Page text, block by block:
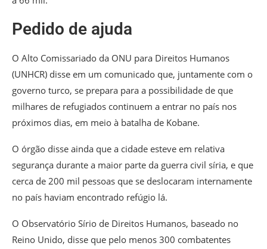
Pedido de ajuda
O Alto Comissariado da ONU para Direitos Humanos
(UNHCR) disse em um comunicado que, juntamente com o
governo turco, se prepara para a possibilidade de que
milhares de refugiados continuem a entrar no país nos
próximos dias, em meio à batalha de Kobane.
O órgão disse ainda que a cidade esteve em relativa
segurança durante a maior parte da guerra civil síria, e que
cerca de 200 mil pessoas que se deslocaram internamente
no país haviam encontrado refúgio lá.
O Observatório Sírio de Direitos Humanos, baseado no
Reino Unido, disse que pelo menos 300 combatentes